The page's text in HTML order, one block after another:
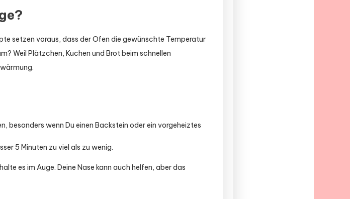
setzen voraus, dass der Ofen die gewünschte Temperatur
Weil Plätzchen, Kuchen und Brot beim schnellen
besonders wenn Du einen Backstein oder ein vorgeheiztes
5 Minuten zu viel als zu wenig.
es im Auge. Deine Nase kann auch helfen, aber das